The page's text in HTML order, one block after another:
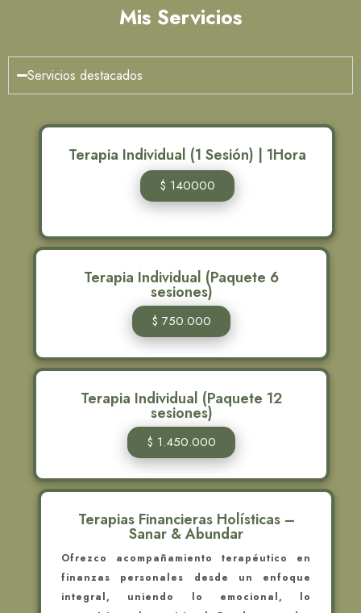
Mis Servicios
Servicios destacados
Terapia Individual (1 Sesión) | 1Hora
$ 140000
Terapia Individual (Paquete 6
sesiones)
$ 750.000
Terapia Individual (Paquete 12
sesiones)
$ 1.450.000
Terapias Financieras Holísticas –
Sanar & Abundar
Ofrezco acompañamiento terapéutico en
finanzas personales desde un enfoque
integral, uniendo lo emocional, lo